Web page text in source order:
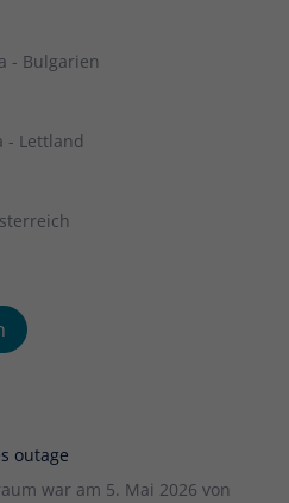
- Bulgarien
- Lettland
outage
war am 5. Mai 2026 von